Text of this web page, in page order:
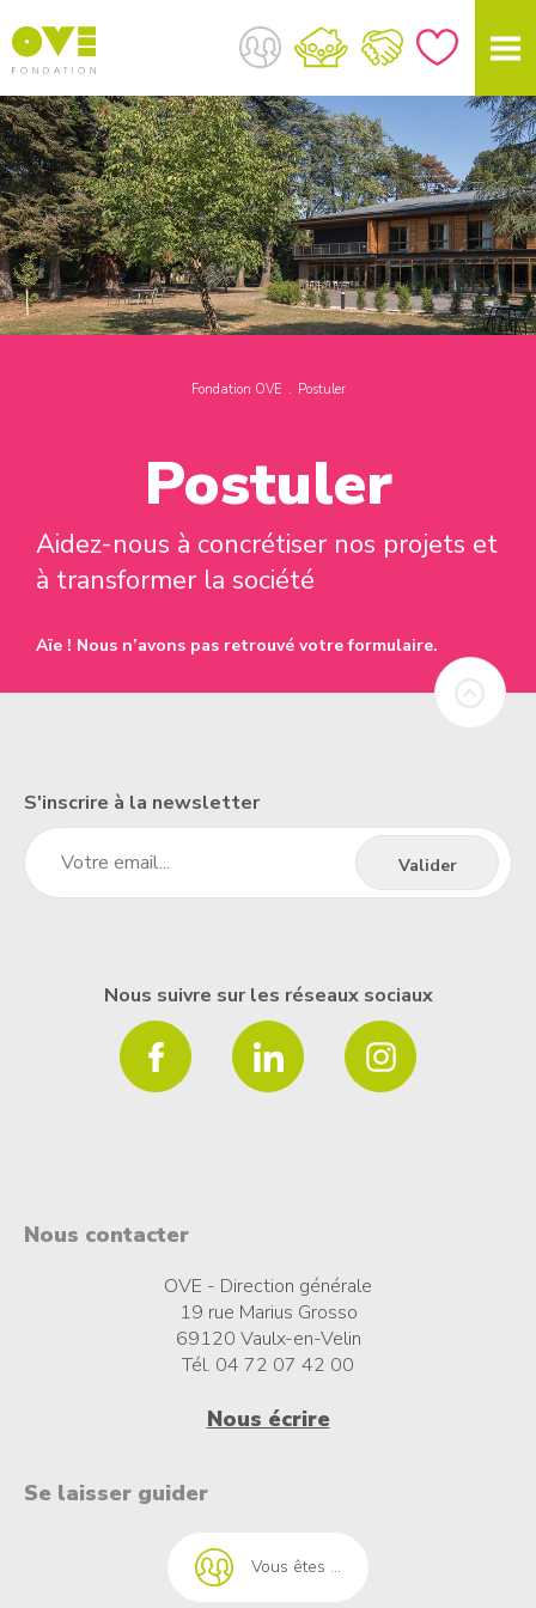
Fondation OVE Postuler
Postuler
Aidez-nous à concrétiser nos projets et
à transformer la société
Aïe ! Nous n’avons pas retrouvé votre formulaire.
S'inscrire à la newsletter
Nous suivre sur les réseaux sociaux
Nous contacter
OVE - Direction générale
19 rue Marius Grosso
69120 Vaulx-en-Velin
Tél. 04 72 07 42 00
Nous écrire
Se laisser guider
Vous êtes ...